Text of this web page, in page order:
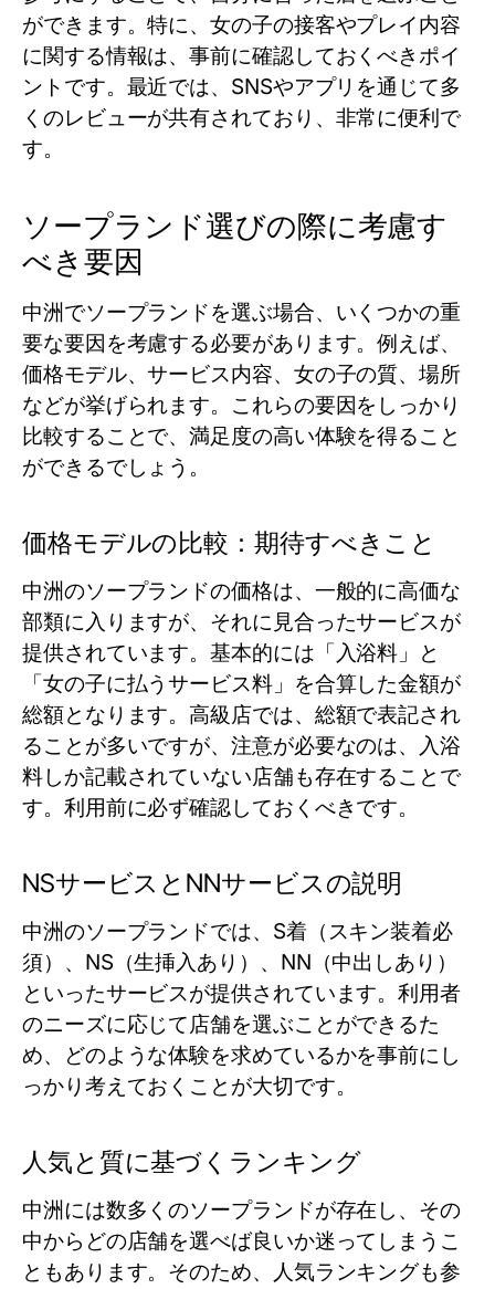
ができます。特に、女の子の接客やプレイ内容
に関する情報は、事前に確認しておくべきポイ
ントです。最近では、SNSやアプリを通じて多
くのレビューが共有されており、非常に便利で
す。
ソープランド選びの際に考慮す
べき要因
中洲でソープランドを選ぶ場合、いくつかの重
要な要因を考慮する必要があります。例えば、
価格モデル、サービス内容、女の子の質、場所
などが挙げられます。これらの要因をしっかり
比較することで、満足度の高い体験を得ること
ができるでしょう。
価格モデルの比較：期待すべきこと
中洲のソープランドの価格は、一般的に高価な
部類に入りますが、それに見合ったサービスが
提供されています。基本的には「入浴料」と
「女の子に払うサービス料」を合算した金額が
総額となります。高級店では、総額で表記され
ることが多いですが、注意が必要なのは、入浴
料しか記載されていない店舗も存在することで
す。利用前に必ず確認しておくべきです。
NSサービスとNNサービスの説明
中洲のソープランドでは、S着（スキン装着必
須）、NS（生挿入あり）、NN（中出しあり）
といったサービスが提供されています。利用者
のニーズに応じて店舗を選ぶことができるた
め、どのような体験を求めているかを事前にし
っかり考えておくことが大切です。
人気と質に基づくランキング
中洲には数多くのソープランドが存在し、その
中からどの店舗を選べば良いか迷ってしまうこ
ともあります。そのため、人気ランキングも参